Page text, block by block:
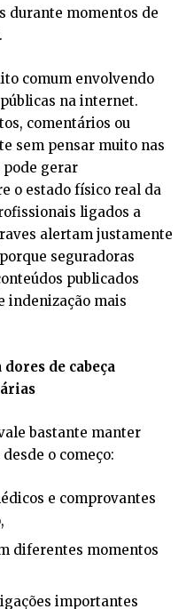
durante momentos de
comum envolvendo
na internet.
comentários ou
sem pensar muito nas
pode gerar
o estado físico real da
ligados a
alertam justamente
seguradoras
publicados
indenização mais
de cabeça
bastante manter
o começo:
e comprovantes
diferentes momentos
importantes